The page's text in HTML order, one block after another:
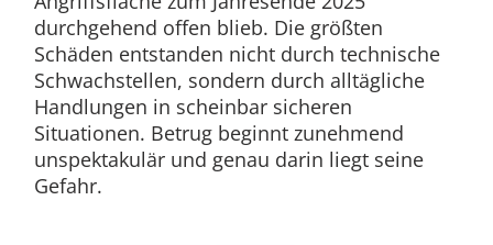
durchgehend offen blieb. Die größten
Schäden entstanden nicht durch technische
Schwachstellen, sondern durch alltägliche
Handlungen in scheinbar sicheren
Situationen. Betrug beginnt zunehmend
unspektakulär und genau darin liegt seine
Gefahr.